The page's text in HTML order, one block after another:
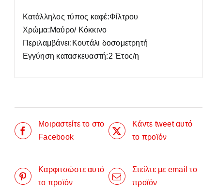
Κατάλληλος τύπος καφέ:Φίλτρου
Χρώμα:Μαύρο/ Κόκκινο
Περιλαμβάνει:Κουτάλι δοσομετρητή
Εγγύηση κατασκευαστή:2 Έτος/η
Μοιραστείτε το στο
Facebook
Κάντε tweet αυτό
το προϊόν
Καρφιτσώστε αυτό
το προϊόν
Στείλτε με email το
προϊόν